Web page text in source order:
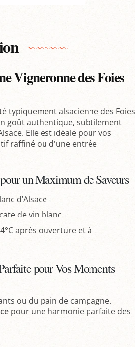
Vigneronne des Foies
typiquement alsacienne des Foies
goût authentique, subtilement
Elle est idéale pour vos
raffiné ou d'une entrée
un Maximum de Saveurs
d’Alsace
de vin blanc
après ouverture et à
pour Vos Moments
ou du pain de campagne.
pour une harmonie parfaite des